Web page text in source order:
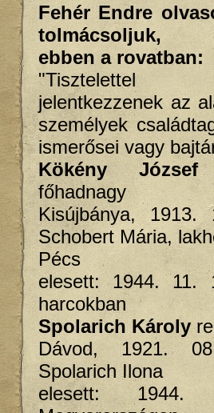
Fehér Endre
tolmácsoljuk,
ebben a rovatban:
jelentkezzenek az
személyek
ismerősei vagy
Kökény József
főhadnagy
Kisújbánya,
Schobert Mária,
Pécs
elesett: 1944. 11.
harcokban
Spolarich Károly
Dávod, 1921.
Spolarich Ilona
elesett: